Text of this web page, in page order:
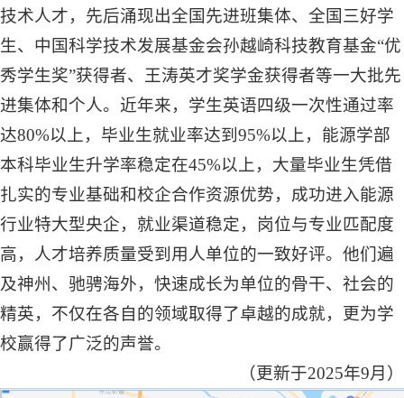
技术人才，先后涌现出全国先进班集体、全国三好学
生、中国科学技术发展基金会孙越崎科技教育基金“优
秀学生奖”获得者、王涛英才奖学金获得者等一大批先
进集体和个人。近年来，学生英语四级一次性通过率
达80%以上，毕业生就业率达到95%以上，能源学部
本科毕业生升学率稳定在45%以上，大量毕业生凭借
扎实的专业基础和校企合作资源优势，成功进入能源
行业特大型央企，就业渠道稳定，岗位与专业匹配度
高，人才培养质量受到用人单位的一致好评。他们遍
及神州、驰骋海外，快速成长为单位的骨干、社会的
精英，不仅在各自的领域取得了卓越的成就，更为学
校赢得了广泛的声誉。
（更新于2025年9月）